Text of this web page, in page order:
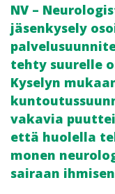
NV –
jäsenkysely
tehty suurelle
Kyselyn
vakavia
että huolella
monen
sairaan